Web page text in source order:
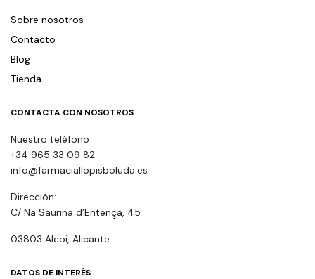
Sobre nosotros
Contacto
Blog
Tienda
CONTACTA CON NOSOTROS
Nuestro teléfono
+34 965 33 09 82
info@farmaciallopisboluda.es
Dirección:
C/ Na Saurina d’Entença, 45
03803 Alcoi, Alicante
DATOS DE INTERÉS